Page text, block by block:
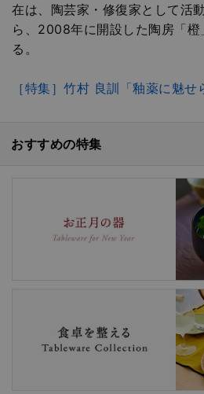
在は、陶芸家・修復家として活
ら、2008年に開設した陶房「橙
る。
［特集］竹村 良訓「釉薬に魅せ
おすすめの特集